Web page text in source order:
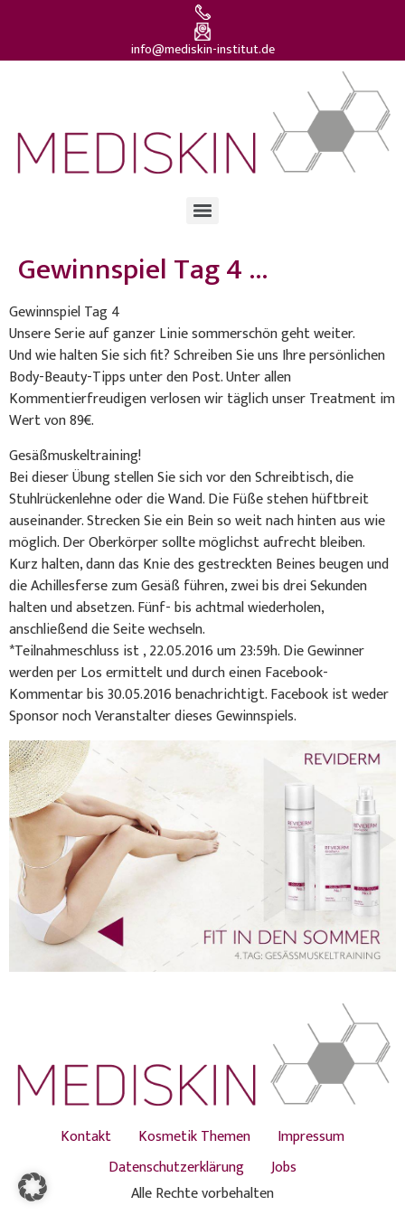
info@mediskin-institut.de
Gewinnspiel Tag 4 …
Gewinnspiel Tag 4
Unsere Serie auf ganzer Linie sommerschön geht weiter.
Und wie halten Sie sich fit? Schreiben Sie uns Ihre persönlichen
Body-Beauty-Tipps unter den Post. Unter allen
Kommentierfreudigen verlosen wir täglich unser Treatment im
Wert von 89€.
Gesäßmuskeltraining!
Bei dieser Übung stellen Sie sich vor den Schreibtisch, die
Stuhlrückenlehne oder die Wand. Die Füße stehen hüftbreit
auseinander. Strecken Sie ein Bein so weit nach hinten aus wie
möglich. Der Oberkörper sollte möglichst aufrecht bleiben.
Kurz halten, dann das Knie des gestreckten Beines beugen und
die Achillesferse zum Gesäß führen, zwei bis drei Sekunden
halten und absetzen. Fünf- bis achtmal wiederholen,
anschließend die Seite wechseln.
*Teilnahmeschluss ist , 22.05.2016 um 23:59h. Die Gewinner
werden per Los ermittelt und durch einen Facebook-
Kommentar bis 30.05.2016 benachrichtigt. Facebook ist weder
Sponsor noch Veranstalter dieses Gewinnspiels.
Kontakt Kosmetik Themen
Impressum
Datenschutzerklärung
Jobs
Alle Rechte vorbehalten